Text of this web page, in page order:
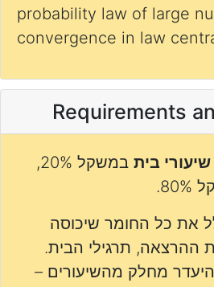
probability law of large
convergence in law
Requirements
שיעורי בית במשקל 20%,
את כל החומר שיכוסה
ההרצאה, תרגילי הבית.
מחלק מהשיעורים –